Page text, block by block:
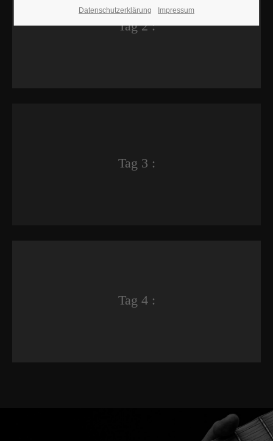
Tag 2 :
Tag 3 :
Tag 4 :
Datenschutzerklärung Impressum